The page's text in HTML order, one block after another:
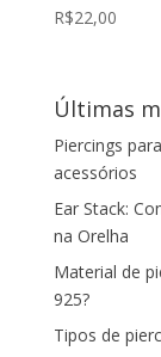
R$22,00
Últimas
Piercings
acessórios
Ear Stack:
na Orelha
Material de
925?
Tipos de